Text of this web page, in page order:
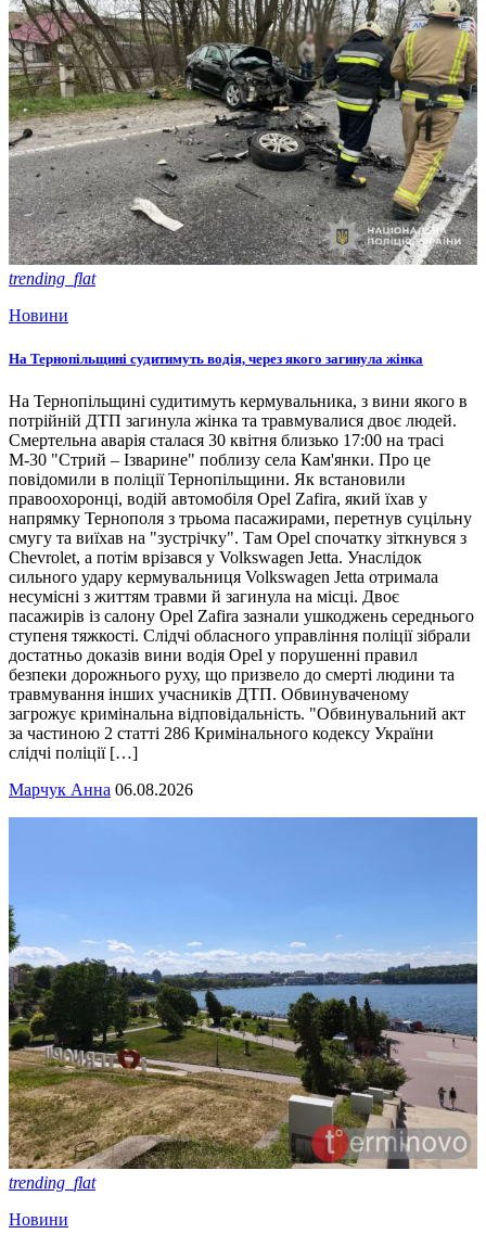
trending_flat
Новини
На Тернопільщині судитимуть водія, через якого загинула жінка
На Тернопільщині судитимуть кермувальника, з вини якого в
потрійній ДТП загинула жінка та травмувалися двоє людей.
Смертельна аварія сталася 30 квітня близько 17:00 на трасі
М-30 "Стрий – Ізварине" поблизу села Кам'янки. Про це
повідомили в поліції Тернопільщини. Як встановили
правоохоронці, водій автомобіля Opel Zafira, який їхав у
напрямку Тернополя з трьома пасажирами, перетнув суцільну
смугу та виїхав на "зустрічку". Там Opel спочатку зіткнувся з
Chevrolet, а потім врізався у Volkswagen Jetta. Унаслідок
сильного удару кермувальниця Volkswagen Jetta отримала
несумісні з життям травми й загинула на місці. Двоє
пасажирів із салону Opel Zafira зазнали ушкоджень середнього
ступеня тяжкості. Слідчі обласного управління поліції зібрали
достатньо доказів вини водія Opel у порушенні правил
безпеки дорожнього руху, що призвело до смерті людини та
травмування інших учасників ДТП. Обвинуваченому
загрожує кримінальна відповідальність. "Обвинувальний акт
за частиною 2 статті 286 Кримінального кодексу України
слідчі поліції […]
Марчук Анна 06.08.2026
trending_flat
Новини